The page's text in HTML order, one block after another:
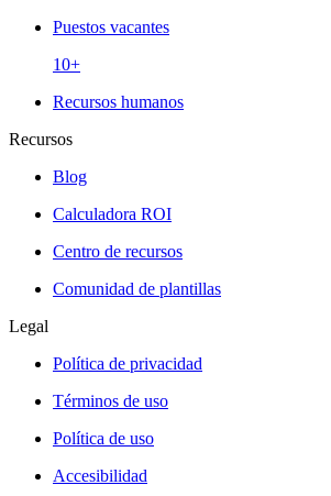
Puestos vacantes
10+
Recursos humanos
Recursos
Blog
Calculadora ROI
Centro de recursos
Comunidad de plantillas
Legal
Política de privacidad
Términos de uso
Política de uso
Accesibilidad